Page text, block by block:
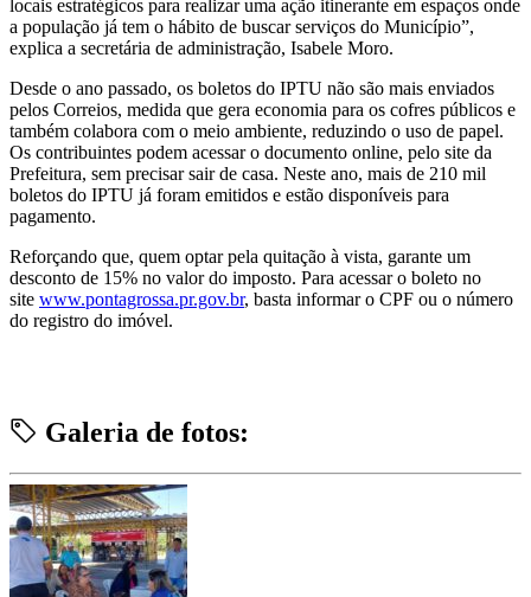
locais estratégicos para realizar uma ação itinerante em espaços onde
a população já tem o hábito de buscar serviços do Município”,
explica a secretária de administração, Isabele Moro.
Desde o ano passado, os boletos do IPTU não são mais enviados
pelos Correios, medida que gera economia para os cofres públicos e
também colabora com o meio ambiente, reduzindo o uso de papel.
Os contribuintes podem acessar o documento online, pelo site da
Prefeitura, sem precisar sair de casa. Neste ano, mais de 210 mil
boletos do IPTU já foram emitidos e estão disponíveis para
pagamento.
Reforçando que, quem optar pela quitação à vista, garante um
desconto de 15% no valor do imposto. Para acessar o boleto no
site www.pontagrossa.pr.gov.br, basta informar o CPF ou o número
do registro do imóvel.
Galeria de fotos: